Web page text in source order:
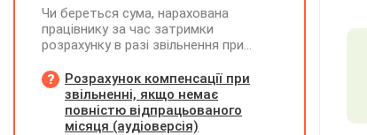
Чи береться сума, нарахована
працівнику за час затримки
розрахунку в разі звільнення при
заробітної плати (винагороди), для
розрахунку внеску на підтримку
працевлаштування осіб з
інвалідністю?
Розрахунок компенсації при
звільненні, якщо немає
повністю відпрацьованого
місяця (аудіоверсія)